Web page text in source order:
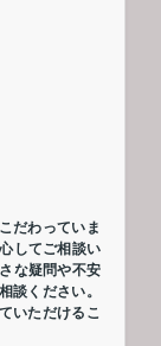
だわっていま
してご相談い
な疑問や不安
談ください。
いただけるこ